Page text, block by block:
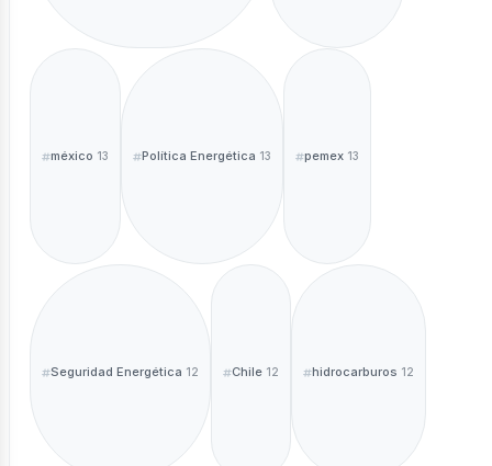
méxico 13 Política Energética 13 pemex 13
Seguridad Energética 12 Chile 12 hidrocarburos 12